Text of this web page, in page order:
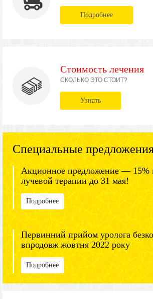
Подробнее
Стоимость лечения
СКОЛЬКО ЭТО СТОИТ?
Узнать
Специальные
Акционное предложение — 15%
лучевой терапии до 31 мая!
Подробнее
Первинний прийом уролога
впродовж жовтня 2022 року
Подробнее